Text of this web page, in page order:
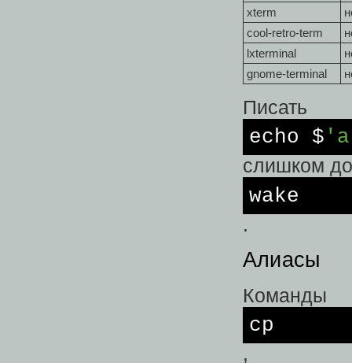
xterm
cool-retro-term
lxterminal
gnome-terminal
Писать
echo $
слишком
wake
.
Алиасы
Команды
cp
,